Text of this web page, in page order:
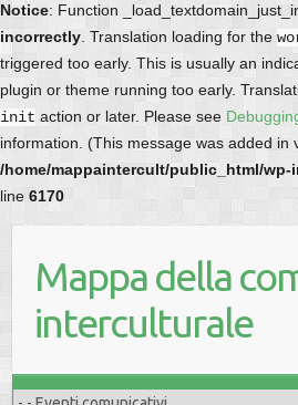
Notice: Function
incorrectly . Translation loading for the
triggered too early. This is usually an
plugin or theme running too early.
init action or later. Please see
information. (This message was added in
/home/mappaintercult/public_html/
line 6170
Mappa della
interculturale